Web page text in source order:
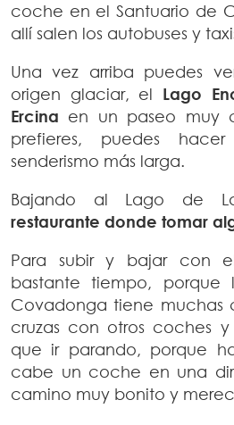
coche en el Santuario de
allí salen los autobuses y
Una vez arriba puedes
origen glaciar, el Lago
Ercina en un paseo muy
prefieres, puedes
senderismo más larga.
Bajando al Lago de
restaurante donde tomar
Para subir y bajar con
bastante tiempo, porque
Covadonga tiene muchas
cruzas con otros coches
que ir parando, porque
cabe un coche en una
camino muy bonito y